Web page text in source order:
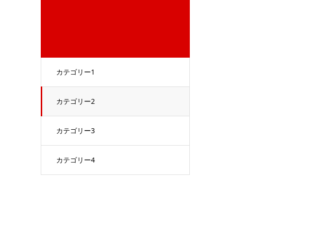
カテゴリー1
カテゴリー2
カテゴリー3
カテゴリー4